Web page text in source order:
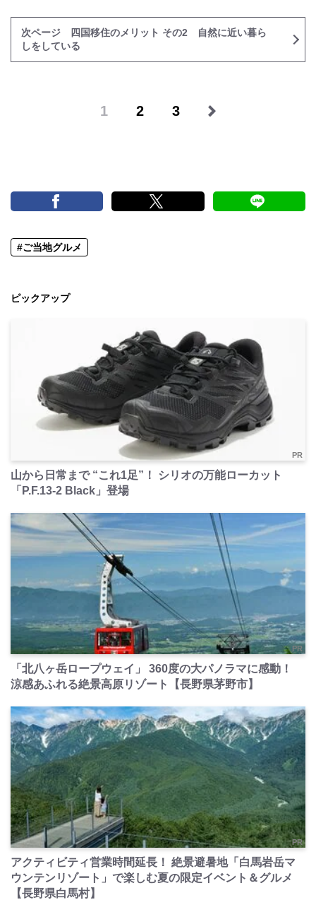
次ページ 四国移住のメリット その2 自然に近い暮ら
しをしている
1 2 3
#ご当地グルメ
ピックアップ
PR
山から日常まで “これ1足”！ シリオの万能ローカット
「P.F.13-2 Black」登場
PR
「北八ヶ岳ロープウェイ」 360度の大パノラマに感動！
涼感あふれる絶景高原リゾート【長野県茅野市】
PR
アクティビティ営業時間延長！ 絶景避暑地「白馬岩岳マ
ウンテンリゾート」で楽しむ夏の限定イベント＆グルメ
【長野県白馬村】